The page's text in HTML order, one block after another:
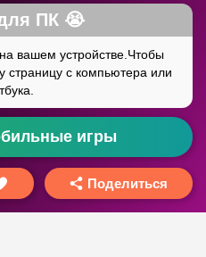
игры
Поделиться